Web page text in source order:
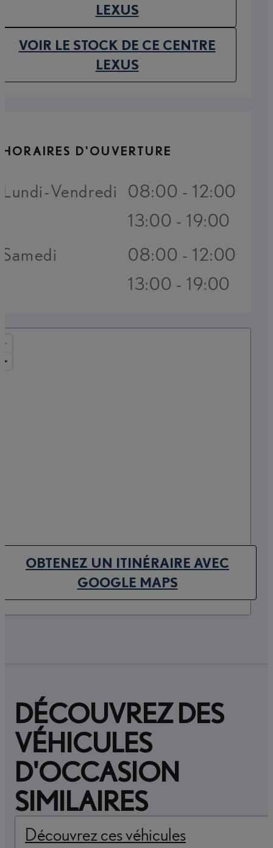
LEXUS(OPENS IN NEW TAB)
VOIR LE STOCK DE CE CENTRE
LEXUS(OPENS IN NEW TAB)
OBTENEZ UN ITINÉRAIRE AVEC
GOOGLE MAPS(OPENS IN NEW TAB)
HORAIRES D'OUVERTURE
Lundi-Vendredi 08:00 - 12:00
13:00 - 19:00
Samedi
08:00 - 12:00
13:00 - 19:00
DÉCOUVREZ DES
VÉHICULES
D'OCCASION
SIMILAIRES
Découvrez ces véhicules